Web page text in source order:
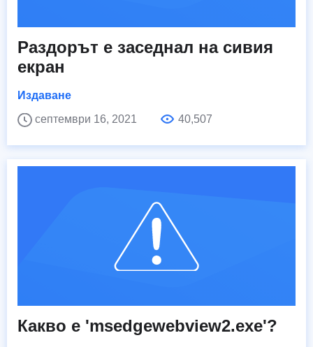
Раздорът е заседнал на сивия
екран
Издаване
септември 16, 2021
40,507
Какво е 'msedgewebview2.exe'?